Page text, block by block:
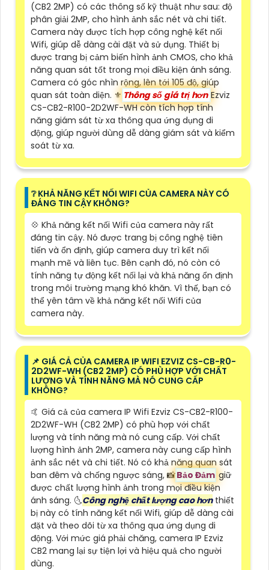
(CB2 2MP) có các thông số kỹ thuật như sau: độ
phân giải 2MP, cho hình ảnh sắc nét và chi tiết.
Camera này được tích hợp công nghệ kết nối
Wifi, giúp dễ dàng cài đặt và sử dụng. Thiết bị
được trang bị cảm biến hình ảnh CMOS, cho khả
năng quan sát tốt trong mọi điều kiện ánh sáng.
Camera có góc nhìn rộng, lên tới 105 độ, giúp
quan sát toàn diện. ⚜️ Thông số giá trị hơn Ezviz
CS-CB2-R100-2D2WF-WH còn tích hợp tính
năng giám sát từ xa thông qua ứng dụng di
động, giúp người dùng dễ dàng giám sát và kiểm
soát từ xa.
❔ KHẢ NĂNG KẾT NỐI WIFI CỦA CAMERA NÀY CÓ
ĐÁNG TIN CẬY KHÔNG?
💠 Khả năng kết nối Wifi của camera này rất
đáng tin cậy. Nó được trang bị công nghệ tiên
tiến và ổn định, giúp camera duy trì kết nối
mạnh mẽ và liên tục. Bên cạnh đó, nó còn có
tính năng tự động kết nối lại và khả năng ổn định
trong môi trường mạng khó khăn. Vì thế, bạn có
thể yên tâm về khả năng kết nối Wifi của
camera này.
📌 GIÁ CẢ CỦA CAMERA IP WIFI EZVIZ CS-CB-R0-
2D2WF-WH (CB2 2MP) CÓ PHÙ HỢP VỚI CHẤT
LƯỢNG VÀ TÍNH NĂNG MÀ NÓ CUNG CẤP
KHÔNG?
🤙 Giá cả của camera IP Wifi Ezviz CS-CB2-R100-
2D2WF-WH (CB2 2MP) có phù hợp với chất
lượng và tính năng mà nó cung cấp. Với chất
lượng hình ảnh 2MP, camera này cung cấp hình
ảnh sắc nét và chi tiết. Nó có khả năng quan sát
ban đêm và chống ngược sáng, 📸Bảo Đảm giữ
được chất lượng hình ảnh trong mọi điều kiện
ánh sáng. 🌜Công nghệ chất lượng cao hơnthiết
bị này có tính năng kết nối Wifi, giúp dễ dàng cài
đặt và theo dõi từ xa thông qua ứng dụng di
động. Với mức giá phải chăng, camera IP Ezviz
CB2 mang lại sự tiện lợi và hiệu quả cho người
dùng.